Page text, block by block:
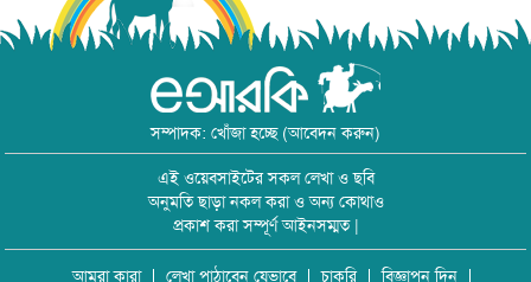
সম্পাদক: খোঁজা হচ্ছে (আবেদন করুন)
এই ওয়েবসাইটের সকল লেখা ও ছবি
অনুমতি ছাড়া নকল করা ও অন্য কোথাও
প্রকাশ করা সম্পূর্ণ আইনসম্মত |
আমরা কারা লেখা পাঠাবেন যেভাবে চাকরি বিজ্ঞাপন দিন